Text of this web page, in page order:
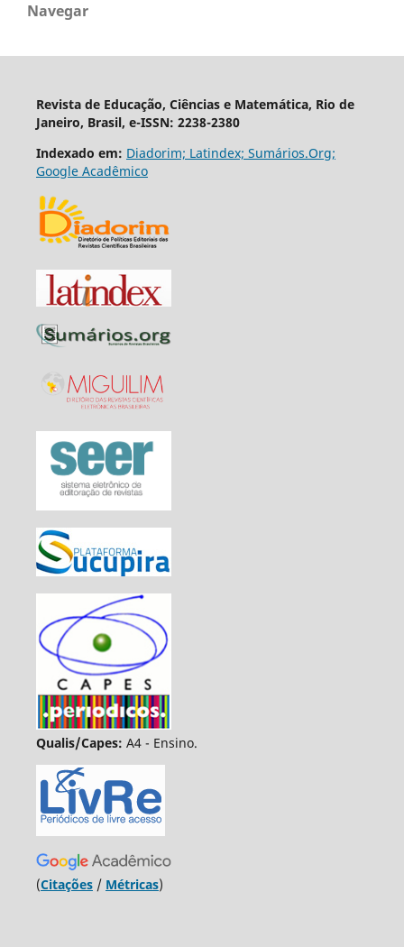
Navegar
Revista de Educação, Ciências e Matemática, Rio de
Janeiro, Brasil, e-ISSN: 2238-2380
Indexado em: Diadorim; Latindex; Sumários.Org;
Google Acadêmico
Qualis/Capes: A4 - Ensino.
(Citações/ Métricas)